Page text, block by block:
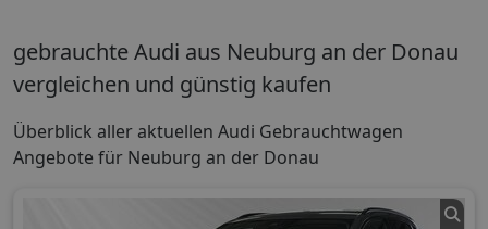
gebrauchte Audi aus Neuburg an der Donau
vergleichen und günstig kaufen
Überblick aller aktuellen Audi Gebrauchtwagen
Angebote für Neuburg an der Donau